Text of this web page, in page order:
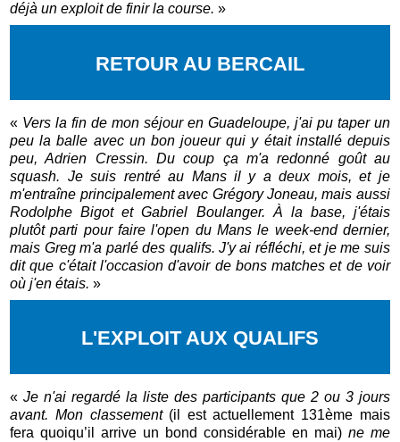
déjà un exploit de finir la course.»
RETOUR AU BERCAIL
« Vers la fin de mon séjour en Guadeloupe, j'ai pu taper un
peu la balle avec un bon joueur qui y était installé depuis
peu, Adrien Cressin. Du coup ça m'a redonné goût au
squash. Je suis rentré au Mans il y a deux mois, et je
m'entraîne principalement avec Grégory Joneau, mais aussi
Rodolphe Bigot et Gabriel Boulanger. À la base, j'étais
plutôt parti pour faire l'open du Mans le week-end dernier,
mais Greg m'a parlé des qualifs. J'y ai réfléchi, et je me suis
dit que c'était l'occasion d'avoir de bons matches et de voir
où j'en étais.»
L'EXPLOIT AUX QUALIFS
«Je n'ai regardé la liste des participants que 2 ou 3 jours
avant. Mon classement(il est actuellement 131ème mais
fera quoiqu’il arrive un bond considérable en mai) ne me